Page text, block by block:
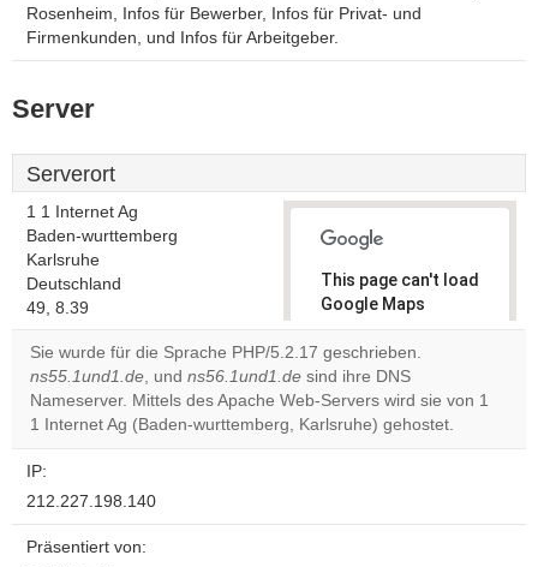
Rosenheim, Infos für Bewerber, Infos für Privat- und
Firmenkunden, und Infos für Arbeitgeber.
Server
Serverort
1 1 Internet Ag
Baden-wurttemberg
Karlsruhe
Deutschland
49, 8.39
This page can't load
Google Maps
correctly.
Do you
own this
website?
OK
Sie wurde für die Sprache PHP/5.2.17 geschrieben.
ns55.1und1.de, und ns56.1und1.de sind ihre DNS
Nameserver. Mittels des Apache Web-Servers wird sie von 1
1 Internet Ag (Baden-wurttemberg, Karlsruhe) gehostet.
IP:
212.227.198.140
Präsentiert von: